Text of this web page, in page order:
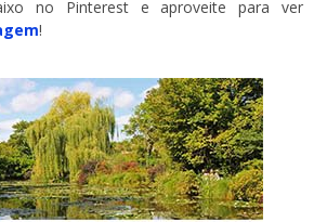
no Pinterest e aproveite para ver
!